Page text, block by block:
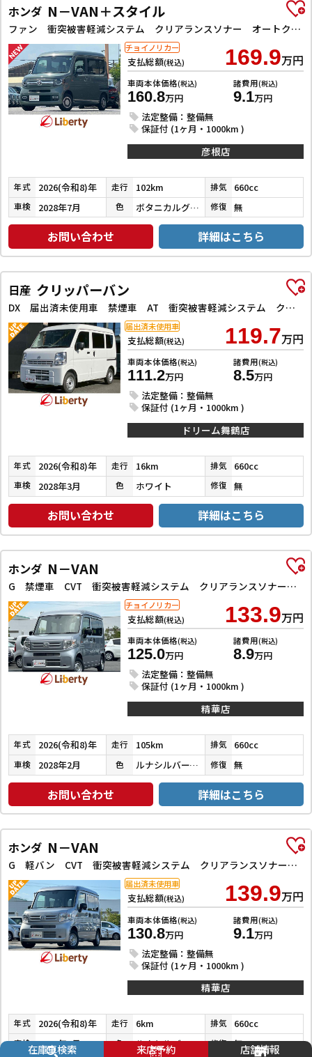
ホンダ N－VAN＋スタイル
ファン 衝突被害軽減システム クリアランスソナー オートクルーズコントロール レーンアシスト バックカメラ 両側スライドドア スマートキー アイドリングストップ 電動格納ミラー オートライト
支払総額(税込) 169.9万円
車両本体価格(税込)
160.8万円
諸費用(税込)
9.1万円
法定整備：整備無
保証付 (1ヶ月・1000km )
チョイノリカー
彦根店
年式 2026(令和8)年 走行 102km 排気 660cc
車検 2028年7月 色 ボタニカルグリーンパール 修復 無
お問い合わせ 詳細はこちら
日産 クリッパーバン
DX 届出済未使用車 禁煙車 AT 衝突被害軽減システム クリアランスソナー レーンアシスト ETC 両側スライドドア アイドリングストップ オートライト ESC エアコン
支払総額(税込) 119.7万円
車両本体価格(税込)
111.2万円
諸費用(税込)
8.5万円
法定整備：整備無
保証付 (1ヶ月・1000km )
届出済未使用車
ドリーム舞鶴店
年式 2026(令和8)年 走行 16km 排気 660cc
車検 2028年3月 色 ホワイト 修復 無
お問い合わせ 詳細はこちら
ホンダ N－VAN
G 禁煙車 CVT 衝突被害軽減システム クリアランスソナー オートクルーズコントロール レーンアシスト 両側スライドドア キーレスエントリー アイドリングストップ オートライト ESC エアコン
支払総額(税込) 133.9万円
車両本体価格(税込)
125.0万円
諸費用(税込)
8.9万円
法定整備：整備無
保証付 (1ヶ月・1000km )
チョイノリカー
精華店
年式 2026(令和8)年 走行 105km 排気 660cc
車検 2028年2月 色 ルナシルバーメタリック 修復 無
お問い合わせ 詳細はこちら
ホンダ N－VAN
G 軽バン CVT 衝突被害軽減システム クリアランスソナー オートクルーズコントロール レーンアシスト 両側スライドドア アイドリングストップ オートライト ESC エアコン パワーステアリング
支払総額(税込) 139.9万円
車両本体価格(税込)
130.8万円
諸費用(税込)
9.1万円
法定整備：整備無
保証付 (1ヶ月・1000km )
届出済未使用車
精華店
年式 2026(令和8)年 走行 6km 排気 660cc
車検 2028年6月 色 ルナシルバーメタリック 修復 無
在庫車検索 来店予約 店舗情報